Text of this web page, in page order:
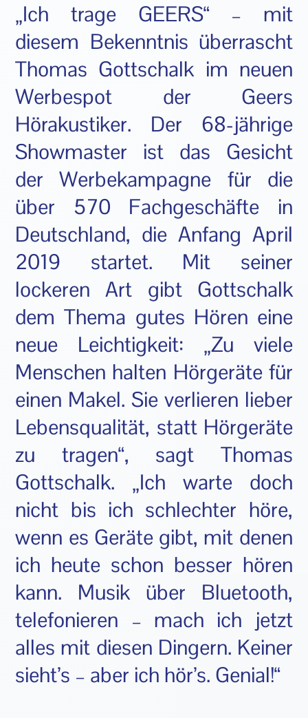
„Ich trage GEERS“ – mit
diesem Bekenntnis überrascht
Thomas Gottschalk im neuen
Werbespot der Geers
Hörakustiker. Der 68-jährige
Showmaster ist das Gesicht
der Werbekampagne für die
über 570 Fachgeschäfte in
Deutschland, die Anfang April
2019 startet. Mit seiner
lockeren Art gibt Gottschalk
dem Thema gutes Hören eine
neue Leichtigkeit: „Zu viele
Menschen halten Hörgeräte für
einen Makel. Sie verlieren lieber
Lebensqualität, statt Hörgeräte
zu tragen“, sagt Thomas
Gottschalk. „Ich warte doch
nicht bis ich schlechter höre,
wenn es Geräte gibt, mit denen
ich heute schon besser hören
kann. Musik über Bluetooth,
telefonieren – mach ich jetzt
alles mit diesen Dingern. Keiner
sieht’s – aber ich hör’s. Genial!“